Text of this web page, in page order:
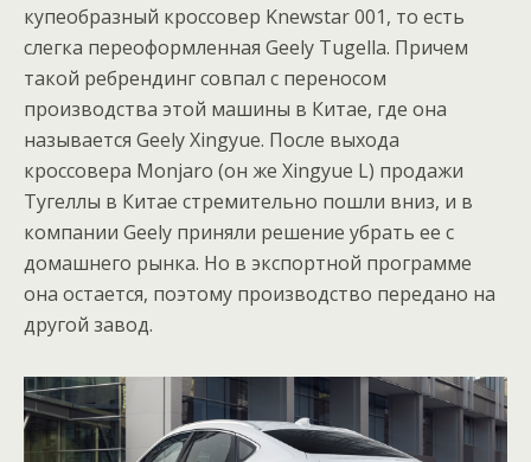
купеобразный кроссовер Knewstar 001, то есть
слегка переоформленная Geely Tugella. Причем
такой ребрендинг совпал с переносом
производства этой машины в Китае, где она
называется Geely Xingyue. После выхода
кроссовера Monjaro (он же Xingyue L) продажи
Тугеллы в Китае стремительно пошли вниз, и в
компании Geely приняли решение убрать ее с
домашнего рынка. Но в экспортной программе
она остается, поэтому производство передано на
другой завод.